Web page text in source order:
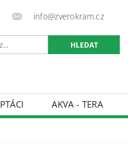
info@zverokram.cz
PTÁCI AKVA - TERA